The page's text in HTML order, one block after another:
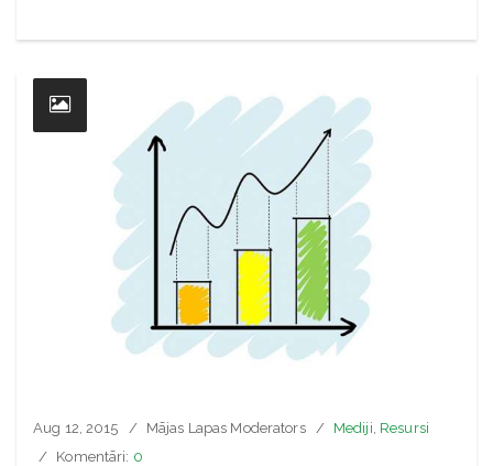
Aug 12, 2015 Mājas Lapas Moderators Mediji Resursi
Komentāri: 0